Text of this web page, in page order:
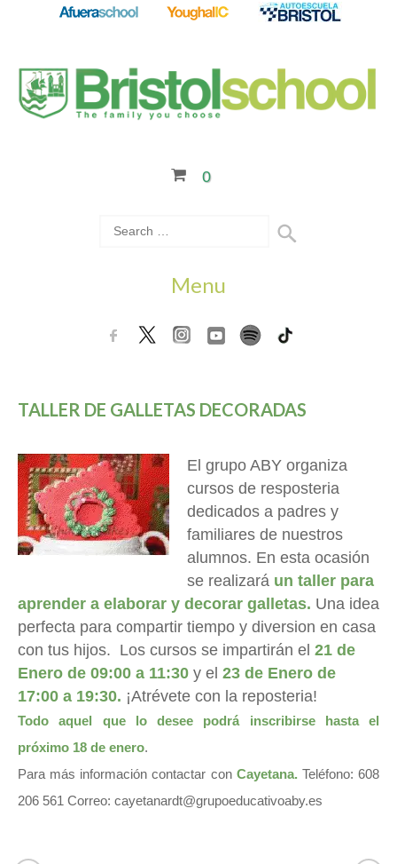
0
Menu
TALLER DE GALLETAS DECORADAS
El grupo ABY organiza
cursos de resposteria
dedicados a padres y
familiares de nuestros
alumnos. En esta ocasión
se realizará un taller para
aprender a elaborar y decorar galletas. Una idea
perfecta para compartir tiempo y diversion en casa
con tus hijos. Los cursos se impartirán el 21 de
Enero de 09:00 a 11:30 y el 23 de Enero de
17:00 a 19:30. ¡Atrévete con la reposteria!
Todo aquel que lo desee podrá inscribirse hasta el
próximo 18 de enero.
Para más información contactar con Cayetana. Teléfono: 608
206 561 Correo: cayetanardt@grupoeducativoaby.es